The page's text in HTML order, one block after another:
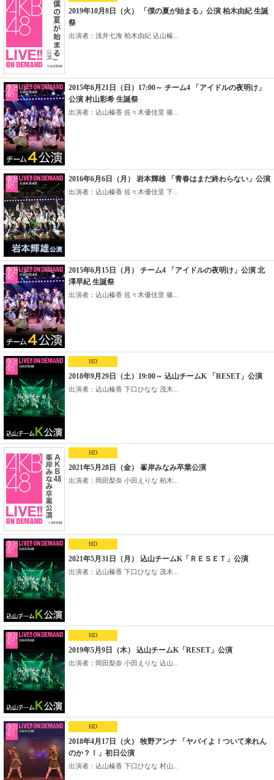
2019年10月8日（火） 「僕の夏が始まる」公演 柏木由紀 生誕
祭
出演者：浅井七海 柏木由紀 込山榛...
2015年6月21日（日）17:00～ チーム4 「アイドルの夜明け」
公演 村山彩希 生誕祭
出演者：込山榛香 佐々木優佳里 篠...
2016年6月6日（月） 岩本輝雄 「青春はまだ終わらない」公演
出演者：込山榛香 佐々木優佳里 下...
2015年6月15日（月） チーム4 「アイドルの夜明け」公演 北
澤早紀 生誕祭
出演者：込山榛香 佐々木優佳里 篠...
HD
2018年9月29日（土）19:00～ 込山チームK 「RESET」公演
出演者：込山榛香 下口ひなな 茂木...
HD
2021年5月28日（金） 峯岸みなみ卒業公演
出演者：岡田梨奈 小田えりな 柏木...
HD
2021年5月31日（月） 込山チームK「ＲＥＳＥＴ」公演
出演者：込山榛香 下口ひなな 茂木...
HD
2019年5月9日（木） 込山チームK「RESET」公演
出演者：岡田梨奈 小田えりな 込山...
HD
2018年4月17日（火） 牧野アンナ 「ヤバイよ！ついて来れん
のか？！」初日公演
出演者：込山榛香 下口ひなな 村山...